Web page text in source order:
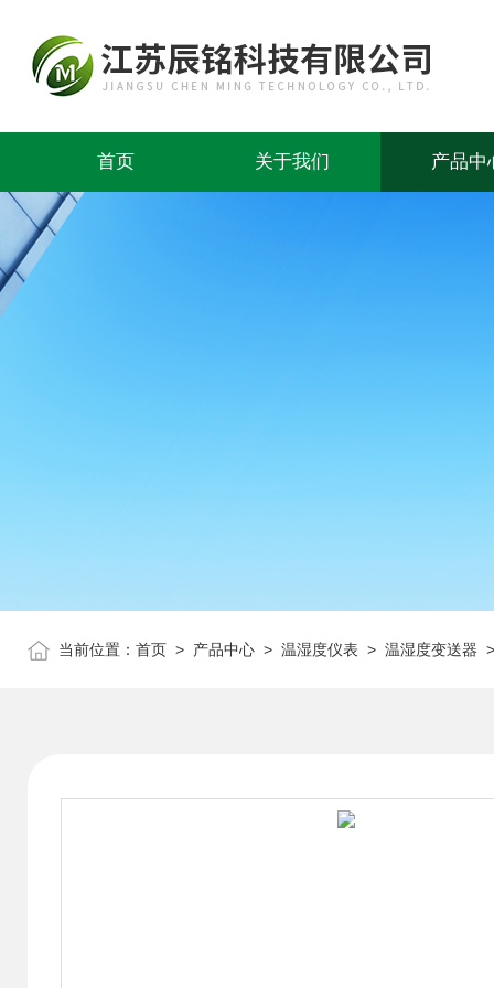
首页 关于我们 产品中
当前位置： 首页 > 产品中心 > 温湿度仪表 > 温湿度变送器